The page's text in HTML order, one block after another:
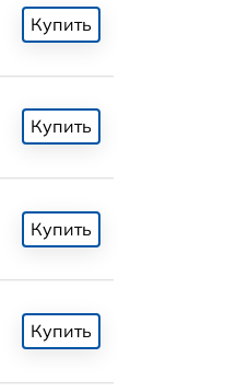
Купить
Купить
Купить
Купить